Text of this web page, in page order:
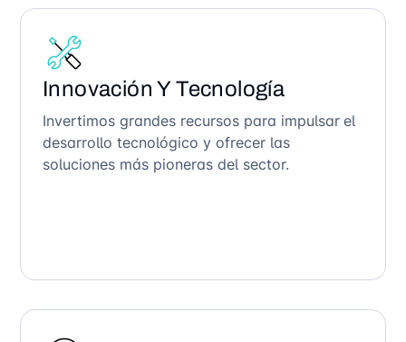
Innovación Y Tecnología
Invertimos grandes recursos para impulsar el
desarrollo tecnológico y ofrecer las
soluciones más pioneras del sector.